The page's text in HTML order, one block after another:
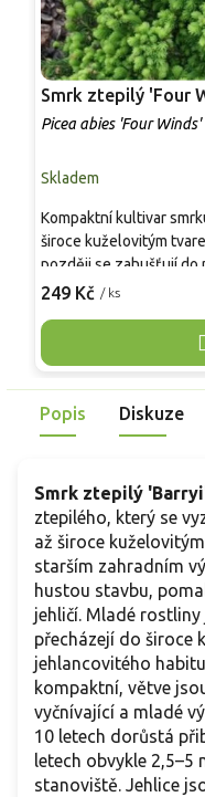
Smrk ztepilý 'Four
Picea abies 'Four Winds'
Skladem
249 Kč / ks
Kompaktní kultivar
široce kuželovitým
později se zahušťují do
asi 2,5–10 cm, v
doplňují hustě založené
přírůstky. Hodí se do
Popis Diskuze
Smrk ztepilý
ztepilého, který se
až široce
starším zahradním
hustou stavbu,
jehličí. Mladé
přecházejí do široce
jehlancovitého
kompaktní, větve
vyčnívající a mladé
10 letech dorůstá
letech obvykle 2,5–5
stanoviště. Jehlice